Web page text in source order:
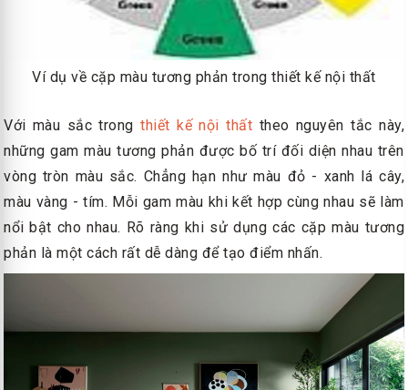
Ví dụ về cặp màu tương phản trong thiết kế nội thất
Với màu sắc trongthiết kế nội thất theo nguyên tắc này,
những gam màu tương phản được bố trí đối diện nhau trên
vòng tròn màu sắc. Chẳng hạn như màu đỏ - xanh lá cây,
màu vàng - tím. Mỗi gam màu khi kết hợp cùng nhau sẽ làm
nổi bật cho nhau. Rõ ràng khi sử dụng các cặp màu tương
phản là một cách rất dễ dàng để tạo điểm nhấn.